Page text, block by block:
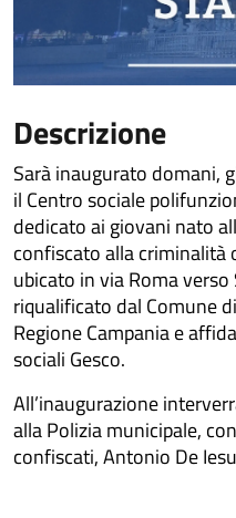
Descrizione
Sarà inaugurato domani,
il Centro sociale
dedicato ai giovani nato
confiscato alla criminalità
ubicato in via Roma
riqualificato dal Comune
Regione Campania e
sociali Gesco.
All’inaugurazione
alla Polizia municipale,
confiscati, Antonio De Iesu